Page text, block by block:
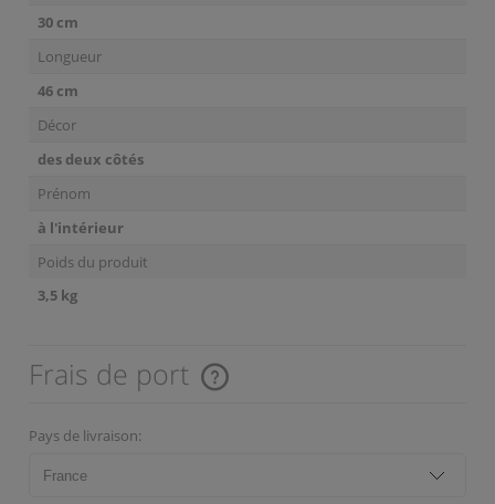
30 cm
Longueur
46 cm
Décor
des deux côtés
Prénom
à l'intérieur
Poids du produit
3,5 kg
Frais de port
Le prix ne comprend pas les éventuels coûts de paiement.
Pays de livraison: